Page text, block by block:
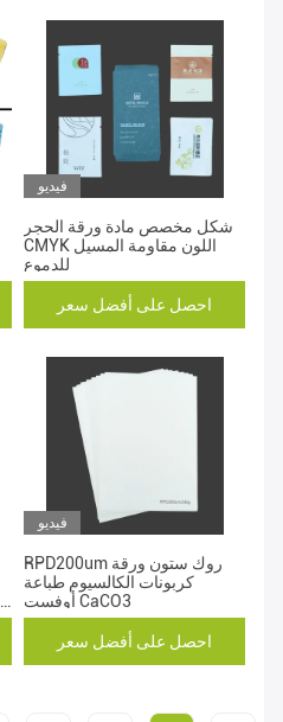
فيديو
شكل مخصص مادة ورقة الحجر
CMYK اللون مقاومة المسيل
للدموع
احصل على أفضل سعر
فيديو
RPD200um روك ستون ورقة
كربونات الكالسيوم طباعة
أوفست CaCO3
احصل على أفضل سعر